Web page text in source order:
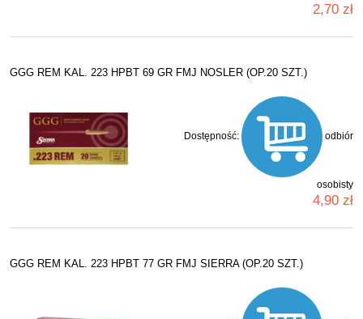
2,70 zł
GGG REM KAL. 223 HPBT 69 GR FMJ NOSLER (OP.20 SZT.)
Dostępność: odbiór
osobisty
4,90 zł
GGG REM KAL. 223 HPBT 77 GR FMJ SIERRA (OP.20 SZT.)